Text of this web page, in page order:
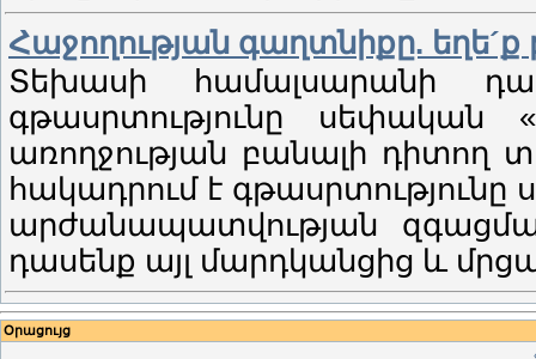
Հաջողության գաղտնիքը.
Տեխասի համալսարանի
գթասրտությունը սեփական
առողջության բանալի դիտող
հակադրում է
արժանապատվության
դասենք այլ մարդկանցից և
Օրացույց